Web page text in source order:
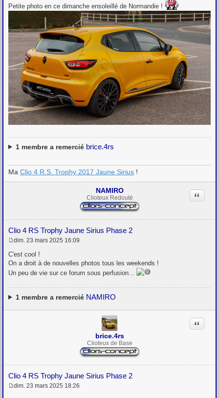
s
s
a
g
e
Petite photo en ce dimanche ensoleillé de Normandie !
1membre a remercié brice.4rs
Ma Clio 4 R.S. Trophy 2017 Jaune Sirius !
NAMIRO
Clioteux Redouté
Clio 4 RS Trophy Jaune Sirius Phase 2
Citation
e
s
a
e
dim. 23 mars 2025 16:09
C'est cool !
On a droit à de nouvelles photos tous les weekends !
Un peu de vie sur ce forum sous perfusion...
1membre a remercié NAMIRO
brice.4rs
Clioteux de Base
Clio 4 RS Trophy Jaune Sirius Phase 2
Citation
dim. 23 mars 2025 18:26